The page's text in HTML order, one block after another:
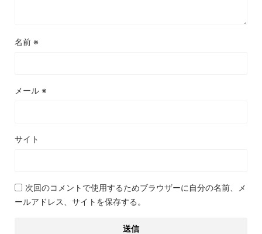
名前 ※
メール ※
サイト
次回のコメントで使用するためブラウザーに自分の名前、メ
ールアドレス、サイトを保存する。